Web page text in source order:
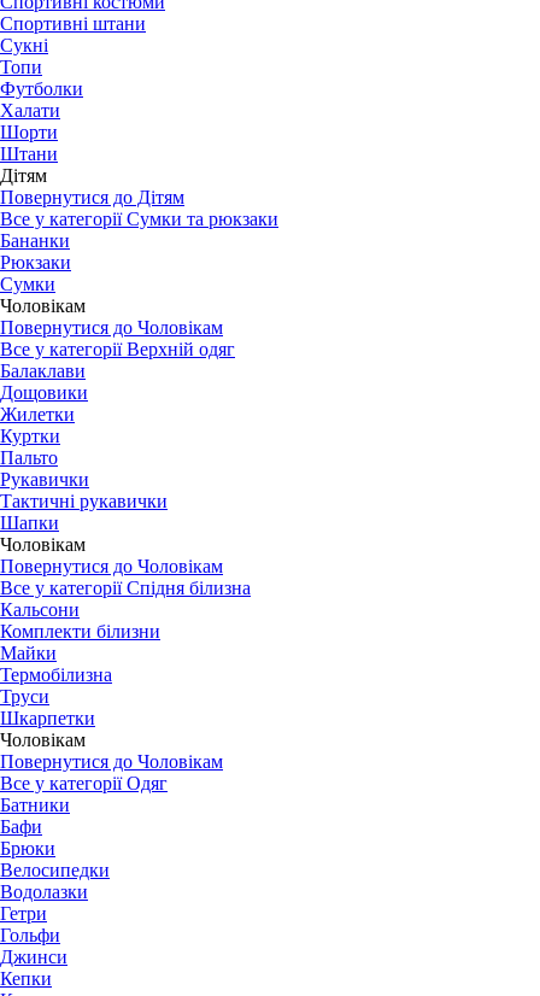
Спортивні штани
Сукні
Топи
Футболки
Халати
Шорти
Штани
Дітям
Повернутися до Дітям
Все у категорії Сумки та рюкзаки
Бананки
Рюкзаки
Сумки
Чоловікам
Повернутися до Чоловікам
Все у категорії Верхній одяг
Балаклави
Дощовики
Жилетки
Куртки
Пальто
Рукавички
Тактичні рукавички
Шапки
Чоловікам
Повернутися до Чоловікам
Все у категорії Спідня білизна
Кальсони
Комплекти білизни
Майки
Термобілизна
Труси
Шкарпетки
Чоловікам
Повернутися до Чоловікам
Все у категорії Одяг
Батники
Бафи
Брюки
Велосипедки
Водолазки
Гетри
Гольфи
Джинси
Кепки